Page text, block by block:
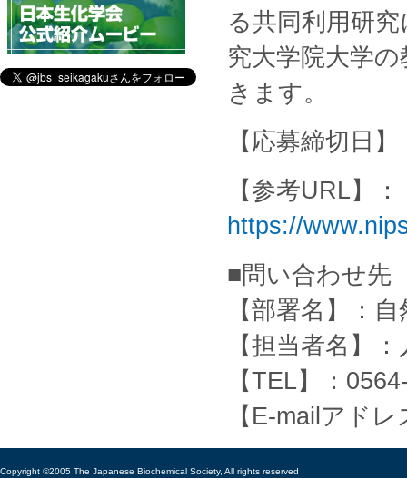
る共同利用研
究大学院大学
きます。
【応募締切日
【参考URL】：
https://
■問い合わせ先
【部署名】：
【担当者名】
【TEL】：
【E-mailアド
Copyright ©2005 The Japanese Biochemical Society, All rights reserved